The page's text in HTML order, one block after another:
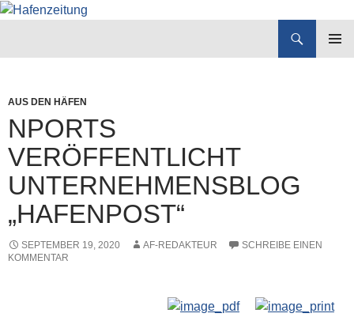
AUS DEN HÄFEN
NPORTS
VERÖFFENTLICHT
UNTERNEHMENSBLOG
„HAFENPOST“
SEPTEMBER 19, 2020 AF-REDAKTEUR
SCHREIBE EINEN
KOMMENTAR